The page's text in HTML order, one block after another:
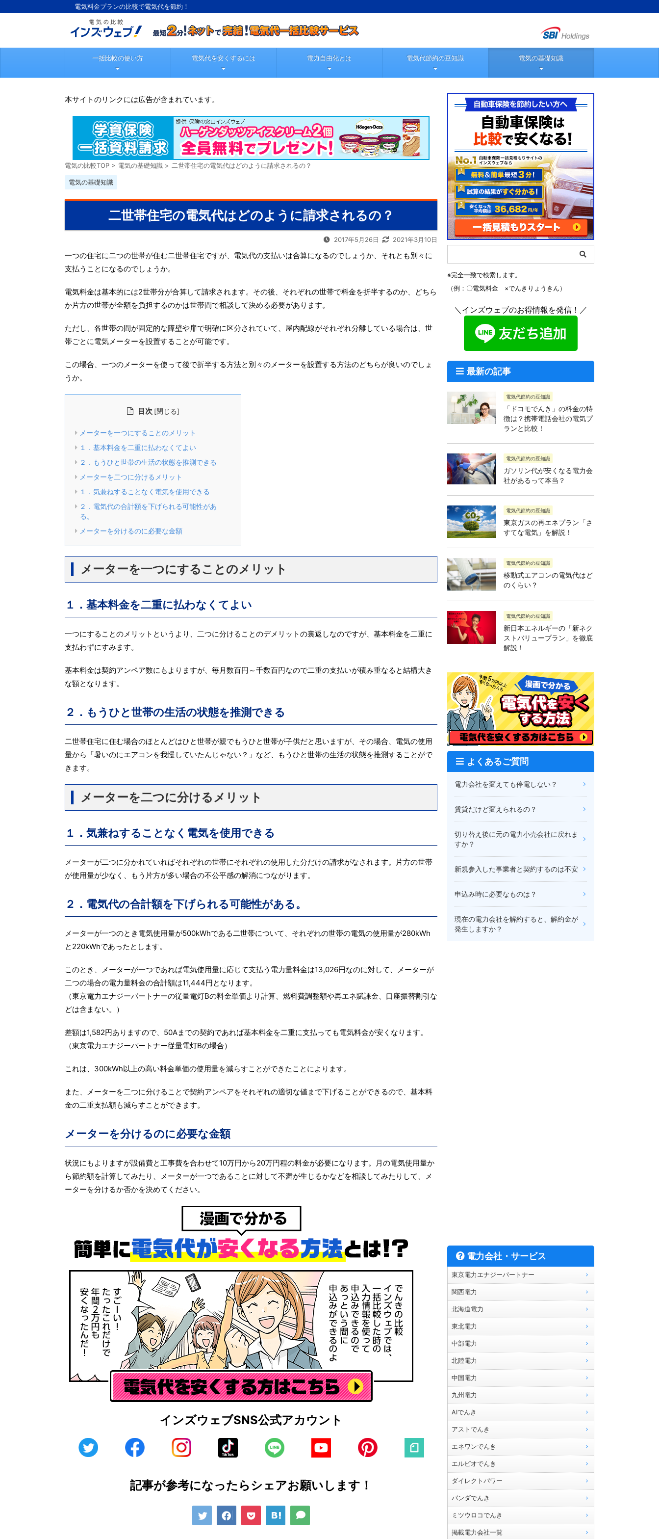
電気料金プランの比較で電気代を節約！
一括比較の使い方 電気代を安くするには 電力自由化とは 電気代節約の豆知識 電気の基礎知識
本サイトのリンクには広告が含まれています。
電気の比較TOP > 電気の基礎知識 > 二世帯住宅の電気代はどのように請求されるの？
電気の基礎知識
二世帯住宅の電気代はどのように請求されるの？
2017年5月26日 2021年3月10日
一つの住宅に二つの世帯が住む二世帯住宅ですが、電気代の支払いは合算になるのでしょうか、それとも別々に
支払うことになるのでしょうか。
電気料金は基本的には2世帯分が合算して請求されます。その後、それぞれの世帯で料金を折半するのか、どちら
か片方の世帯が全額を負担するのかは世帯間で相談して決める必要があります。
ただし、各世帯の間が固定的な障壁や扉で明確に区分されていて、屋内配線がそれぞれ分離している場合は、世
帯ごとに電気メーターを設置することが可能です。
この場合、一つのメーターを使って後で折半する方法と別々のメーターを設置する方法のどちらが良いのでしょ
うか。
目次 [閉じる]
メーターを一つにすることのメリット
１．基本料金を二重に払わなくてよい
２．もうひと世帯の生活の状態を推測できる
メーターを二つに分けるメリット
１．気兼ねすることなく電気を使用できる
２．電気代の合計額を下げられる可能性があ
る。
メーターを分けるのに必要な金額
メーターを一つにすることのメリット
１．基本料金を二重に払わなくてよい
一つにすることのメリットというより、二つに分けることのデメリットの裏返しなのですが、基本料金を二重に
支払わずにすみます。
基本料金は契約アンペア数にもよりますが、毎月数百円～千数百円なので二重の支払いが積み重なると結構大き
な額となります。
２．もうひと世帯の生活の状態を推測できる
二世帯住宅に住む場合のほとんどはひと世帯が親でもうひと世帯が子供だと思いますが、その場合、電気の使用
量から「暑いのにエアコンを我慢していたんじゃない？」など、もうひと世帯の生活の状態を推測することがで
きます。
メーターを二つに分けるメリット
１．気兼ねすることなく電気を使用できる
メーターが二つに分かれていればそれぞれの世帯にそれぞれの使用した分だけの請求がなされます。片方の世帯
が使用量が少なく、もう片方が多い場合の不公平感の解消につながります。
２．電気代の合計額を下げられる可能性がある。
メーターが一つのとき電気使用量が500kWhである二世帯について、それぞれの世帯の電気の使用量が280kWh
と220kWhであったとします。
このとき、メーターが一つであれば電気使用量に応じて支払う電力量料金は13,026円なのに対して、メーターが
二つの場合の電力量料金の合計額は11,444円となります。
（東京電力エナジーパートナーの従量電灯Bの料金単価より計算、燃料費調整額や再エネ賦課金、口座振替割引な
どは含まない。）
差額は1,582円ありますので、50Aまでの契約であれば基本料金を二重に支払っても電気料金が安くなります。
（東京電力エナジーパートナー従量電灯Bの場合）
これは、300kWh以上の高い料金単価の使用量を減らすことができたことによります。
また、メーターを二つに分けることで契約アンペアをそれぞれの適切な値まで下げることができるので、基本料
金の二重支払額も減らすことができます。
メーターを分けるのに必要な金額
状況にもよりますが設備費と工事費を合わせて10万円から20万円程の料金が必要になります。月の電気使用量か
ら節約額を計算してみたり、メーターが一つであることに対して不満が生じるかなどを相談してみたりして、メ
ーターを分けるか否かを決めてください。
インズウェブSNS公式アカウント
記事が参考になったらシェアお願いします！
※完全一致で検索します。
（例：〇電気料金 ×でんきりょうきん）
＼インズウェブのお得情報を発信！／
最新の記事
電気代節約の豆知識
「ドコモでんき」の料金の特
徴は？携帯電話会社の電気プ
ランと比較！
電気代節約の豆知識
ガソリン代が安くなる電力会
社があるって本当？
電気代節約の豆知識
東京ガスの再エネプラン「さ
すてな電気」を解説！
電気代節約の豆知識
移動式エアコンの電気代はど
のくらい？
電気代節約の豆知識
新日本エネルギーの「新ネク
ストバリュープラン」を徹底
解説！
よくあるご質問
電力会社を変えても停電しない？
賃貸だけど変えられるの？
切り替え後に元の電力小売会社に戻れま
すか？
新規参入した事業者と契約するのは不安
申込み時に必要なものは？
現在の電力会社を解約すると、解約金が
発生しますか？
電力会社・サービス
東京電力エナジーパートナー
関西電力
北海道電力
東北電力
中部電力
北陸電力
中国電力
九州電力
AIでんき
アストでんき
エネワンでんき
エルピオでんき
ダイレクトパワー
パンダでんき
ミツウロコでんき
掲載電力会社一覧